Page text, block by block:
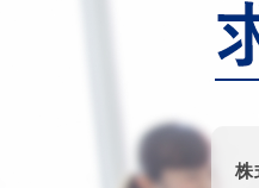
株